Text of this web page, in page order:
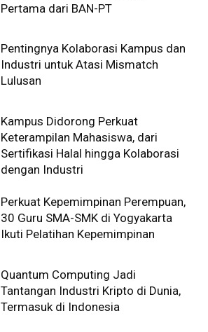
Pertama dari BAN-PT
Pentingnya Kolaborasi Kampus dan
Industri untuk Atasi Mismatch
Lulusan
Kampus Didorong Perkuat
Keterampilan Mahasiswa, dari
Sertifikasi Halal hingga Kolaborasi
dengan Industri
Perkuat Kepemimpinan Perempuan,
30 Guru SMA-SMK di Yogyakarta
Ikuti Pelatihan Kepemimpinan
Quantum Computing Jadi
Tantangan Industri Kripto di Dunia,
Termasuk di Indonesia